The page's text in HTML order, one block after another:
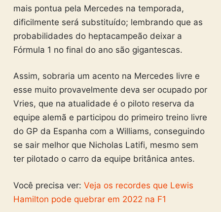
mais pontua pela Mercedes na temporada,
dificilmente será substituído; lembrando que as
probabilidades do heptacampeão deixar a
Fórmula 1 no final do ano são gigantescas.
Assim, sobraria um acento na Mercedes livre e
esse muito provavelmente deva ser ocupado por
Vries, que na atualidade é o piloto reserva da
equipe alemã e participou do primeiro treino livre
do GP da Espanha com a Williams, conseguindo
se sair melhor que Nicholas Latifi, mesmo sem
ter pilotado o carro da equipe britânica antes.
Você precisa ver: Veja os recordes que Lewis
Hamilton pode quebrar em 2022 na F1